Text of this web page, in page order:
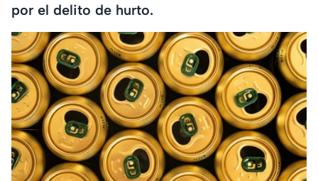
por el delito de hurto.